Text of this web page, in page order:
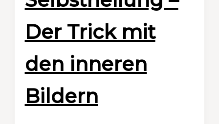
Der Trick mit
den inneren
Bildern